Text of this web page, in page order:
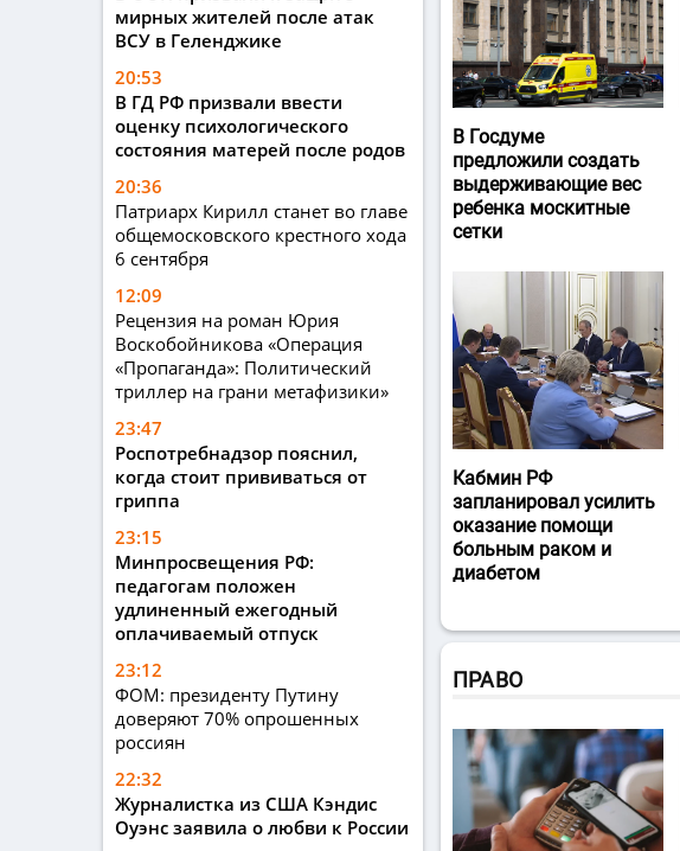
мирных жителей после атак
ВСУ в Геленджике
20:53
В ГД РФ призвали ввести
оценку психологического
состояния матерей после родов
20:36
Патриарх Кирилл станет во главе
общемосковского крестного хода
6 сентября
12:09
Рецензия на роман Юрия
Воскобойникова «Операция
«Пропаганда»: Политический
триллер на грани метафизики»
23:47
Роспотребнадзор пояснил,
когда стоит прививаться от
гриппа
23:15
Минпросвещения РФ:
педагогам положен
удлиненный ежегодный
оплачиваемый отпуск
23:12
ФОМ: президенту Путину
доверяют 70% опрошенных
россиян
22:32
Журналистка из США Кэндис
Оуэнс заявила о любви к России
В Госдуме
предложили создать
выдерживающие вес
ребенка москитные
сетки
Кабмин РФ
запланировал усилить
оказание помощи
больным раком и
диабетом
ПРАВО